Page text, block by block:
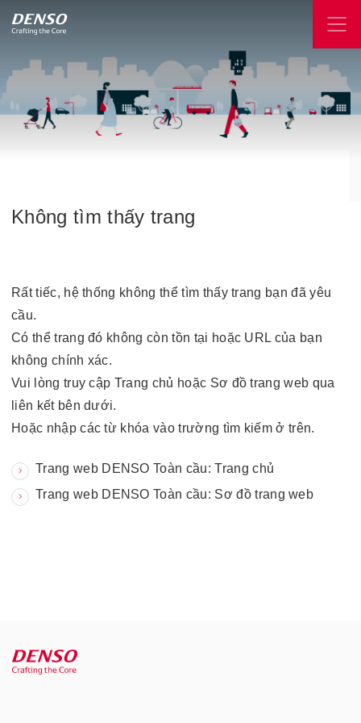
Không tìm thấy trang
Rất tiếc, hệ thống không thể tìm thấy trang bạn đã yêu
cầu.
Có thể trang đó không còn tồn tại hoặc URL của bạn
không chính xác.
Vui lòng truy cập Trang chủ hoặc Sơ đồ trang web qua
liên kết bên dưới.
Hoặc nhập các từ khóa vào trường tìm kiếm ở trên.
Trang web DENSO Toàn cầu: Trang chủ
Trang web DENSO Toàn cầu: Sơ đồ trang web